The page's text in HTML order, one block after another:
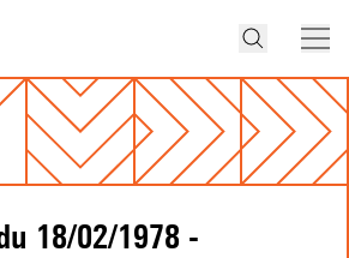
18/02/1978 -